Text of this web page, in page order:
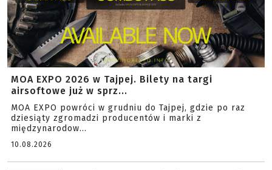
MOA EXPO 2026 w Tajpej. Bilety na targi
airsoftowe już w sprz...
MOA EXPO powróci w grudniu do Tajpej, gdzie po raz
dziesiąty zgromadzi producentów i marki z
międzynarodow...
10.08.2026